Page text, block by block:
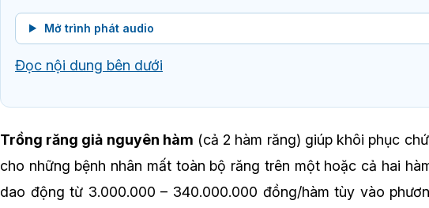
Mở trình phát audio
Đọc nội dung bên dưới
Trồng răng giả nguyên hàm (cả 2 hàm răng) giúp khôi phục
cho những bệnh nhân mất toàn bộ răng trên một hoặc cả hai
dao động từ 3.000.000 – 340.000.000 đồng/hàm tùy vào